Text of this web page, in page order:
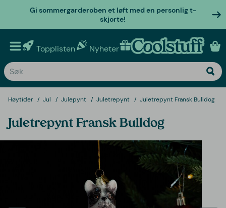
Gi sommergarderoben et løft med en personlig t-
skjorte!
Topplisten Nyheter Personlige gaver
Høytider Jul Julepynt Juletrepynt Juletrepynt Fransk Bulldog
Juletrepynt Fransk Bulldog